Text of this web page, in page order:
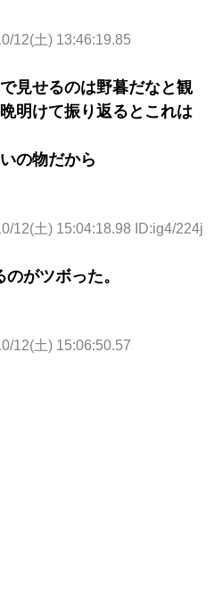
12(土) 13:46:19.85
見せるのは野暮だなと観
明けて振り返るとこれは
の物だから
12(土) 15:04:18.98 ID:ig4/224j
がツボった。
12(土) 15:06:50.57